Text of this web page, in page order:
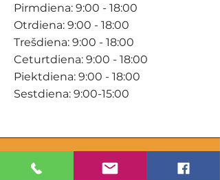
Pirmdiena: 9:00 - 18:00
Otrdiena: 9:00 - 18:00
Trešdiena: 9:00 - 18:00
Ceturtdiena: 9:00 - 18:00
Piektdiena: 9:00 - 18:00
Sestdiena: 9:00-15:00
KONTAKTI